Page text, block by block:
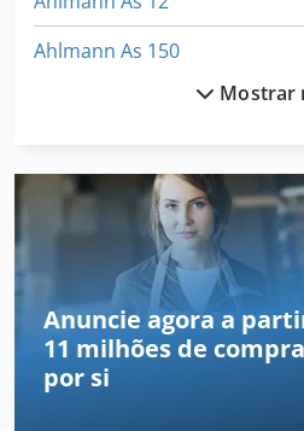
Ahlmann As 150
Ahlmann As 90
Ahlmann Az 10
Ahlmann Az 150
Ais
Almi Al 33
Mostrar
Anuncie agora a
11 milhões de
por si